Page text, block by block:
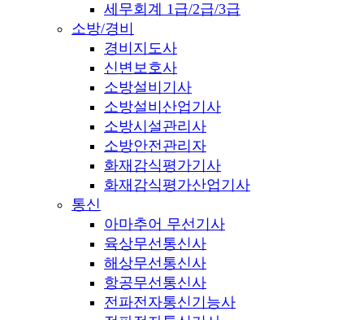
세무회계 1급/2급/3급
소방/경비
경비지도사
신변보호사
소방설비기사
소방설비산업기사
소방시설관리사
소방안전관리자
화재감식평가기사
화재감식평가산업기사
통신
아마추어 무선기사
육상무선통신사
해상무선통신사
항공무선통신사
전파전자통신기능사